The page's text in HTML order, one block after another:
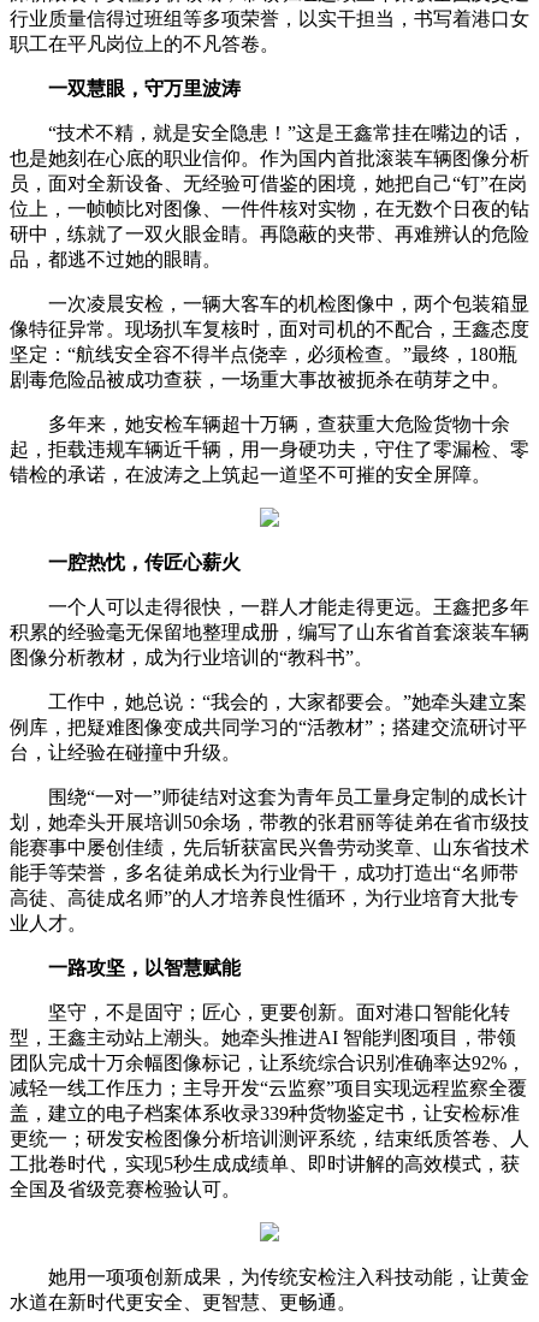
行业质量信得过班组等多项荣誉，以实干担当，书写着港口女
职工在平凡岗位上的不凡答卷。
一双慧眼，守万里波涛
“技术不精，就是安全隐患！”这是王鑫常挂在嘴边的话，
也是她刻在心底的职业信仰。作为国内首批滚装车辆图像分析
员，面对全新设备、无经验可借鉴的困境，她把自己“钉”在岗
位上，一帧帧比对图像、一件件核对实物，在无数个日夜的钻
研中，练就了一双火眼金睛。再隐蔽的夹带、再难辨认的危险
品，都逃不过她的眼睛。
一次凌晨安检，一辆大客车的机检图像中，两个包装箱显
像特征异常。现场扒车复核时，面对司机的不配合，王鑫态度
坚定：“航线安全容不得半点侥幸，必须检查。”最终，180瓶
剧毒危险品被成功查获，一场重大事故被扼杀在萌芽之中。
多年来，她安检车辆超十万辆，查获重大危险货物十余
起，拒载违规车辆近千辆，用一身硬功夫，守住了零漏检、零
错检的承诺，在波涛之上筑起一道坚不可摧的安全屏障。
一腔热忱，传匠心薪火
一个人可以走得很快，一群人才能走得更远。王鑫把多年
积累的经验毫无保留地整理成册，编写了山东省首套滚装车辆
图像分析教材，成为行业培训的“教科书”。
工作中，她总说：“我会的，大家都要会。”她牵头建立案
例库，把疑难图像变成共同学习的“活教材”；搭建交流研讨平
台，让经验在碰撞中升级。
围绕“一对一”师徒结对这套为青年员工量身定制的成长计
划，她牵头开展培训50余场，带教的张君丽等徒弟在省市级技
能赛事中屡创佳绩，先后斩获富民兴鲁劳动奖章、山东省技术
能手等荣誉，多名徒弟成长为行业骨干，成功打造出“名师带
高徒、高徒成名师”的人才培养良性循环，为行业培育大批专
业人才。
一路攻坚，以智慧赋能
坚守，不是固守；匠心，更要创新。面对港口智能化转
型，王鑫主动站上潮头。她牵头推进AI 智能判图项目，带领
团队完成十万余幅图像标记，让系统综合识别准确率达92%，
减轻一线工作压力；主导开发“云监察”项目实现远程监察全覆
盖，建立的电子档案体系收录339种货物鉴定书，让安检标准
更统一；研发安检图像分析培训测评系统，结束纸质答卷、人
工批卷时代，实现5秒生成成绩单、即时讲解的高效模式，获
全国及省级竞赛检验认可。
她用一项项创新成果，为传统安检注入科技动能，让黄金
水道在新时代更安全、更智慧、更畅通。